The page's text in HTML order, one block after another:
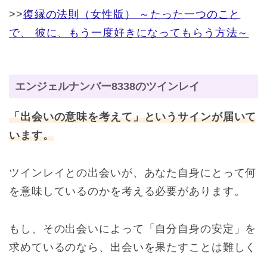
>>復縁の法則（女性版） ～たった一つのこと
で、 彼に、もう一度好きになってもらう方法～
エンジェルナンバー8338のツインレイ
「出会いの意味を考えて」というサインが届いて
います。
ツインレイとの出会いが、あなた自身にとって何
を意味しているのかを考える必要があります。
もし、その出会いによって「自分自身の安定」を
求めているのなら、出会いを果たすことは難しく